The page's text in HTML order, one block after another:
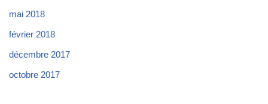
mai 2018
février 2018
décembre 2017
octobre 2017